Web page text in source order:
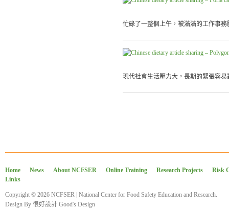
忙碌了一整個上午，被滿滿的工作事
現代社會生活壓力大，長期的緊張容
Home News About NCFSER Online Training Research Projects
Risk
Links
Copyright © 2026 NCFSER | National Center for Food Safety Education and Research.
Design By 很好設計 Good's Design